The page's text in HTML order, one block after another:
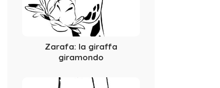
Zarafa: la giraffa
giramondo